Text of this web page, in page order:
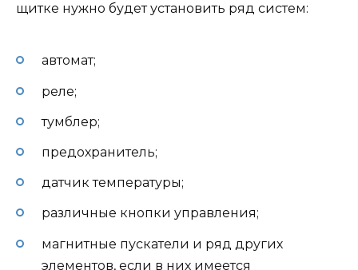
щитке нужно будет установить ряд систем:
автомат;
реле;
тумблер;
предохранитель;
датчик температуры;
различные кнопки управления;
магнитные пускатели и ряд других
элементов, если в них имеется